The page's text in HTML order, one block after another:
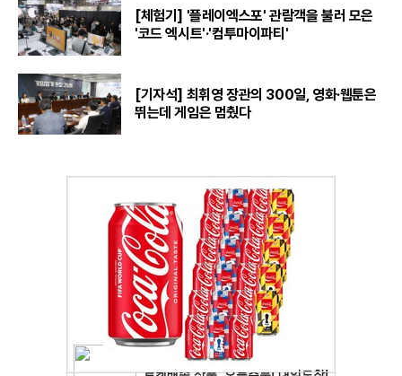
[체험기] '플레이엑스포' 관람객을 불러 모은
'코드 엑시트'·'컴투마이파티'
[기자석] 최휘영 장관의 300일, 영화·웹툰은
뛰는데 게임은 멈췄다